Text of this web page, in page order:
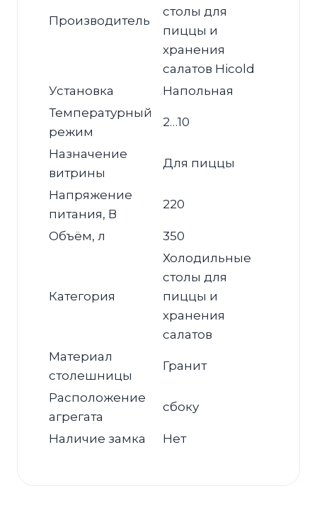
Производитель
столы для
пиццы и
хранения
салатов Hicold
Установка
Напольная
Температурный
режим
2…10
Назначение
витрины
Для пиццы
Напряжение
питания, В
220
Объём, л 350
Категория
Холодильные
столы для
пиццы и
хранения
салатов
Материал
столешницы
Гранит
Расположение
агрегата
сбоку
Наличие замка Нет